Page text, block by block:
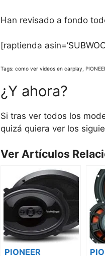
Han revisado a fondo
[raptienda
Tags: como ver videos en carplay,
¿Y ahora?
Si tras ver todos los
quizá quiera ver los
Ver Artículos
PIONEER